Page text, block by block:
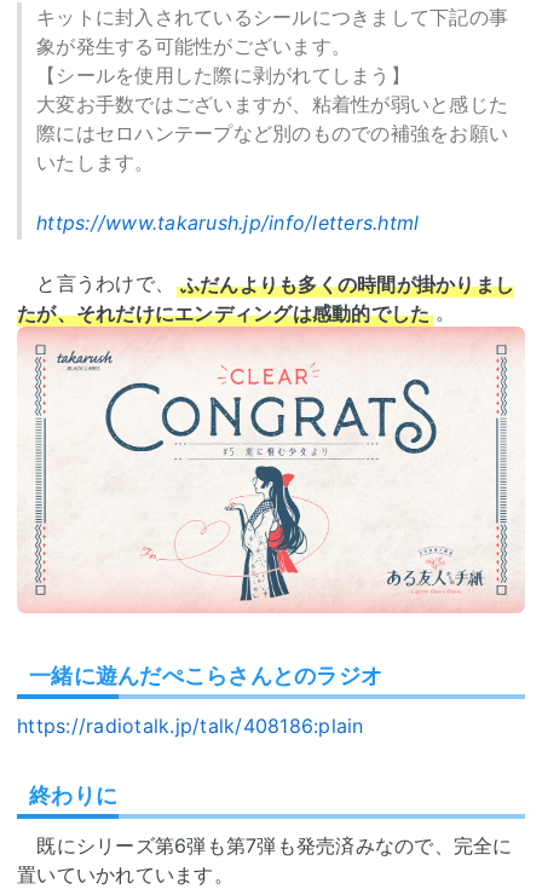
キットに封入されているシールにつきまして下記の事
象が発生する可能性がございます。
【シールを使用した際に剥がれてしまう】
大変お手数ではございますが、粘着性が弱いと感じた
際にはセロハンテープなど別のものでの補強をお願い
いたします。
https://www.takarush.jp/info/letters.html
と言うわけで、
ふだんよりも多くの時間が掛かりまし
たが、それだけにエンディングは感動的でした 。
一緒に遊んだぺこらさんとのラジオ
https://radiotalk.jp/talk/408186:plain
終わりに
既にシリーズ第6弾も第7弾も発売済みなので、完全に
置いていかれています。